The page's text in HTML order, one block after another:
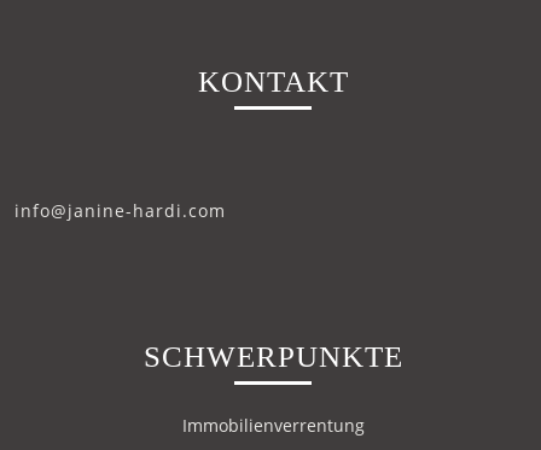
KONTAKT
info@janine-hardi.com
SCHWERPUNKTE
Immobilienverrentung